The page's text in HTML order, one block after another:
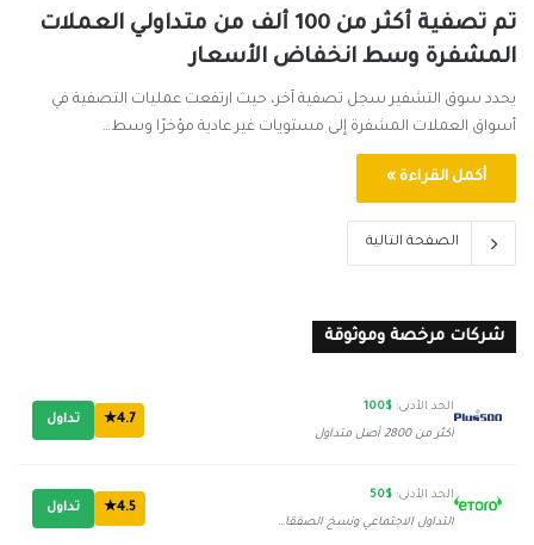
تم تصفية أكثر من 100 ألف من متداولي العملات
المشفرة وسط انخفاض الأسعار
يحدد سوق التشفير سجل تصفية آخر، حيث ارتفعت عمليات التصفية في
أسواق العملات المشفرة إلى مستويات غير عادية مؤخرًا وسط…
أكمل القراءة »
الصفحة التالية
شركات مرخصة وموثوقة
الحد الأدنى: $100
أكثر من 2800 أصل متداول
4.7★ تداول
الحد الأدنى: $50
التداول الاجتماعي ونسخ الصفقات
4.5★ تداول